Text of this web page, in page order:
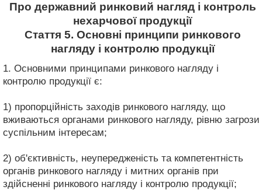
Про державний ринковий нагляд і контроль
нехарчової продукції
Стаття 5. Основні принципи ринкового
нагляду і контролю продукції
1. Основними принципами ринкового нагляду і
контролю продукції є:
1) пропорційність заходів ринкового нагляду, що
вживаються органами ринкового нагляду, рівню загрози
суспільним інтересам;
2) об'єктивність, неупередженість та компетентність
органів ринкового нагляду і митних органів при
здійсненні ринкового нагляду і контролю продукції;